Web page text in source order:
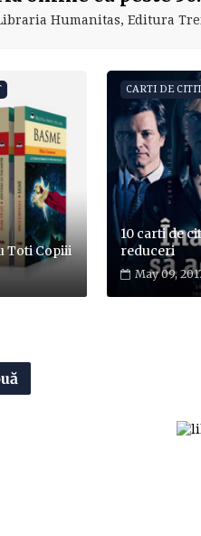
Humanitas, Editura
Toti Copiii
CARTI DE
10 carti de
reduceri
May 09,